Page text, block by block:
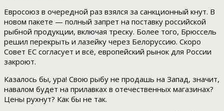
Евросоюз в очередной раз взялся за санкционный кнут. В
новом пакете — полный запрет на поставку российской
рыбной продукции, включая треску. Более того, Брюссель
решил перекрыть и лазейку через Белоруссию. Скоро
Совет ЕС согласует и всё, европейский рынок для России
закроют.
Казалось бы, ура! Свою рыбу не продашь на Запад, значит,
навалом будет на прилавках в отечественных магазинах?
Цены рухнут? Как бы не так.